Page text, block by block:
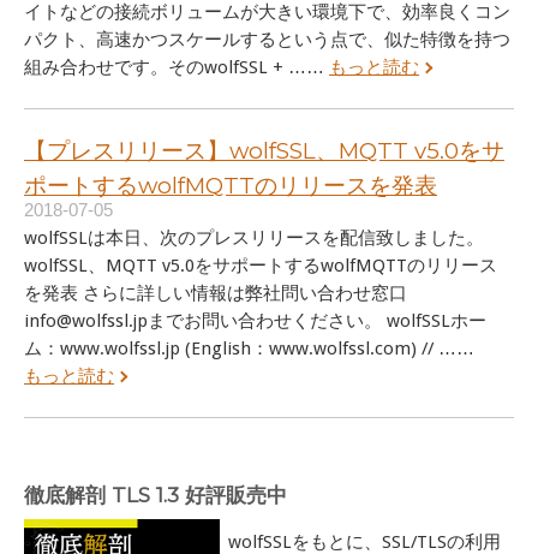
イトなどの接続ボリュームが大きい環境下で、効率良くコン
パクト、高速かつスケールするという点で、似た特徴を持つ
組み合わせです。そのwolfSSL + …… もっと読む
【プレスリリース】wolfSSL、MQTT v5.0をサ
ポートするwolfMQTTのリリースを発表
2018-07-05
wolfSSLは本日、次のプレスリリースを配信致しました。
wolfSSL、MQTT v5.0をサポートするwolfMQTTのリリース
を発表 さらに詳しい情報は弊社問い合わせ窓口
info@wolfssl.jpまでお問い合わせください。 wolfSSLホー
ム：www.wolfssl.jp (English：www.wolfssl.com) // ……
もっと読む
徹底解剖 TLS 1.3 好評販売中
wolfSSLをもとに、SSL/TLSの利用